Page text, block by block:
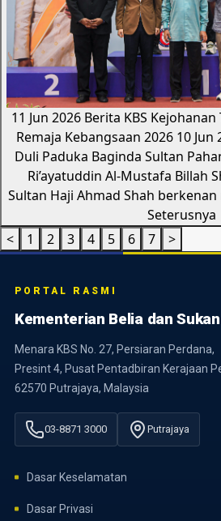
11 Jun 2026 Berita KBS Kejohanan
Remaja Kebangsaan 2026 10 Jun
Duli Paduka Baginda Sultan
Ri’ayatuddin Al-Mustafa Billah
Sultan Haji Ahmad Shah
Seterusnya
<
1 2 3 4 5 6 7 >
PORTAL RASMI
Kementerian Belia dan
Menara KBS No. 27, Persiaran Perdana,
Presint 4, Pusat Pentadbiran Kerajaan
62570 Putrajaya, Malaysia
03-8871 3000 Putrajaya
Dasar Keselamatan
Dasar Privasi